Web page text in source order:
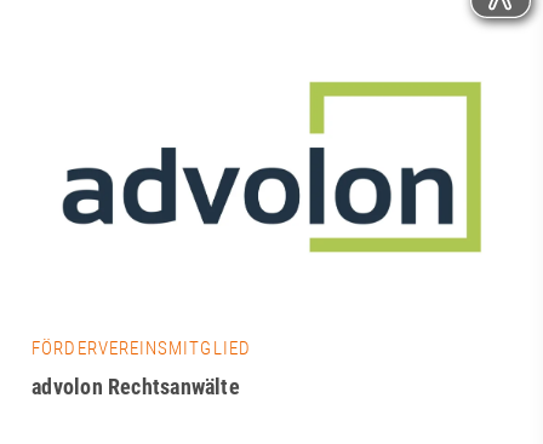
FÖRDERVEREINSMITGLIED
advolon Rechtsanwälte